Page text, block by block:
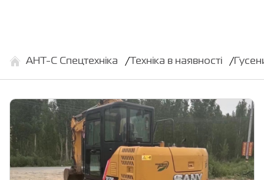
АНТ-С Спецтехніка Техніка в наявності